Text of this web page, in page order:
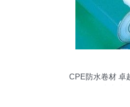
CPE防水卷材 卓